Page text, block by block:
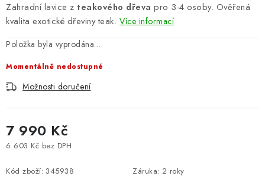
Nákup na splátky ESSOX
Zahradní lavice z teakového dřeva pro 3-4 osoby. Ověřená
kvalita exotické dřeviny teak. Více informací
Položka byla vyprodána…
Momentálně nedostupné
Možnosti doručení
7 990 Kč
6 603 Kč bez DPH
Kód zboží: 345938 Záruka: 2 roky